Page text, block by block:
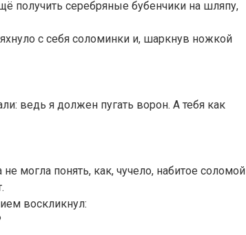
получить серебряные бубенчики на шляпу,
с себя соломинки и, шаркнув ножкой
ведь я должен пугать ворон. А тебя как
могла понять, как, чучело, набитое соломой
воскликнул: